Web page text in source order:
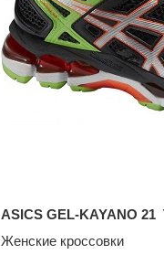
ASICS GEL-KAYANO 21
Женские кроссовки